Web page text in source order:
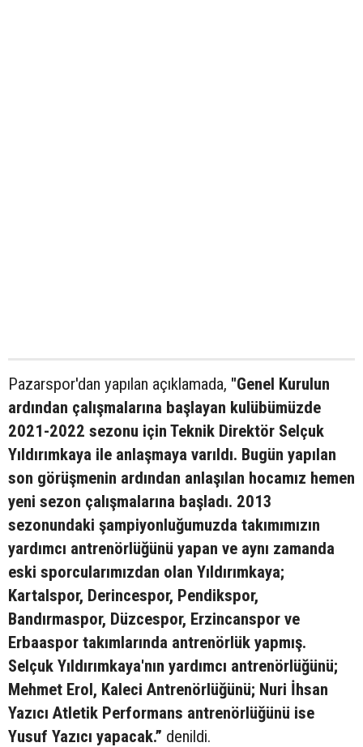
Pazarspor'dan yapılan açıklamada, "Genel Kurulun
ardından çalışmalarına başlayan kulübümüzde
2021-2022 sezonu için Teknik Direktör Selçuk
Yıldırımkaya ile anlaşmaya varıldı. Bugün yapılan
son görüşmenin ardından anlaşılan hocamız hemen
yeni sezon çalışmalarına başladı. 2013
sezonundaki şampiyonluğumuzda takımımızın
yardımcı antrenörlüğünü yapan ve aynı zamanda
eski sporcularımızdan olan Yıldırımkaya;
Kartalspor, Derincespor, Pendikspor,
Bandırmaspor, Düzcespor, Erzincanspor ve
Erbaaspor takımlarında antrenörlük yapmış.
Selçuk Yıldırımkaya'nın yardımcı antrenörlüğünü;
Mehmet Erol, Kaleci Antrenörlüğünü; Nuri İhsan
Yazıcı Atletik Performans antrenörlüğünü ise
Yusuf Yazıcı yapacak.” denildi.